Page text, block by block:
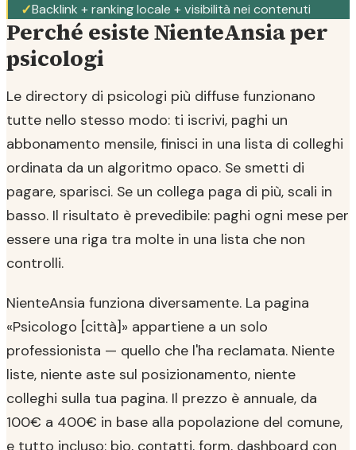
✓Backlink + ranking locale + visibilità nei contenuti
Perché esiste NienteAnsia per
psicologi
Le directory di psicologi più diffuse funzionano
tutte nello stesso modo: ti iscrivi, paghi un
abbonamento mensile, finisci in una lista di colleghi
ordinata da un algoritmo opaco. Se smetti di
pagare, sparisci. Se un collega paga di più, scali in
basso. Il risultato è prevedibile: paghi ogni mese per
essere una riga tra molte in una lista che non
controlli.
NienteAnsia funziona diversamente. La pagina
«Psicologo [città]» appartiene a un solo
professionista — quello che l'ha reclamata. Niente
liste, niente aste sul posizionamento, niente
colleghi sulla tua pagina. Il prezzo è annuale, da
100€ a 400€ in base alla popolazione del comune,
e tutto incluso: bio, contatti, form, dashboard con